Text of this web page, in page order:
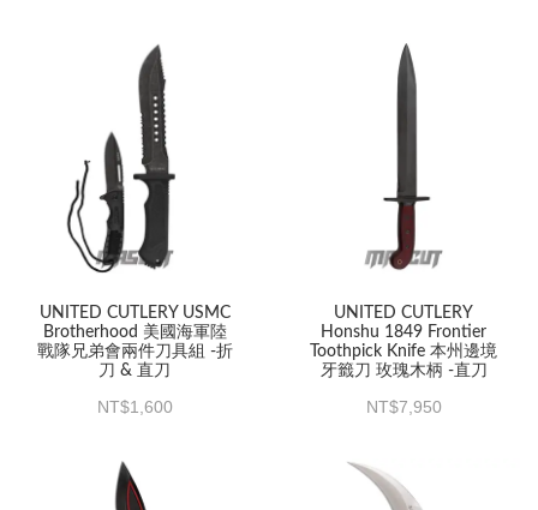
UNITED CUTLERY USMC
Brotherhood 美國海軍陸
戰隊兄弟會兩件刀具組 -折
刀 & 直刀
1,600
UNITED CUTLERY
Honshu 1849 Frontier
Toothpick Knife 本州邊境
牙籤刀 玫瑰木柄 -直刀
7,950